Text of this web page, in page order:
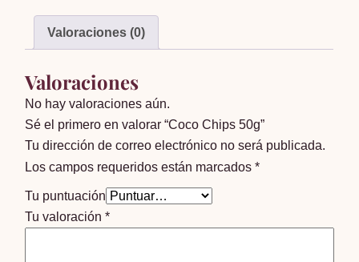
Valoraciones (0)
Valoraciones
No hay valoraciones aún.
Sé el primero en valorar “Coco Chips 50g”
Tu dirección de correo electrónico no será publicada.
Los campos requeridos están marcados*
Tu puntuación
Tu valoración*